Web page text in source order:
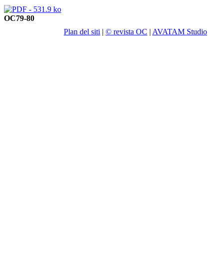
OC79-80
Plan del siti | © revista OC | AVATAM Studio